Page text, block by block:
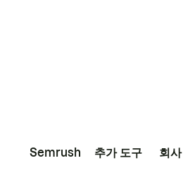
Semrush 추가 도구 회사